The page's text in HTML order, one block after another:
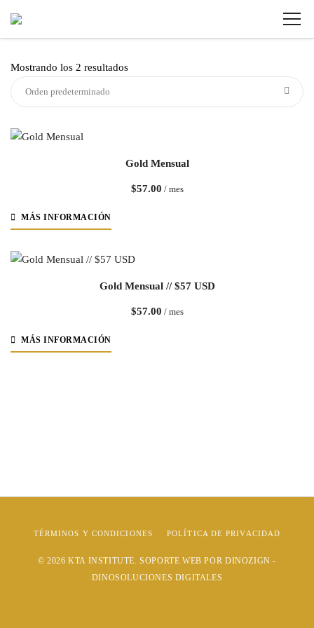
Mostrando los 2 resultados
Orden predeterminado
Gold Mensual
$57.00 / mes
MÁS INFORMACIÓN
Gold Mensual // $57 USD
$57.00 / mes
MÁS INFORMACIÓN
TÉRMINOS Y CONDICIONES POLÍTICA DE PRIVACIDAD
© 2026KTA INSTITUTE. SOPORTE WEB POR DINOZIGN -
DINOSOLUCIONES DIGITALES